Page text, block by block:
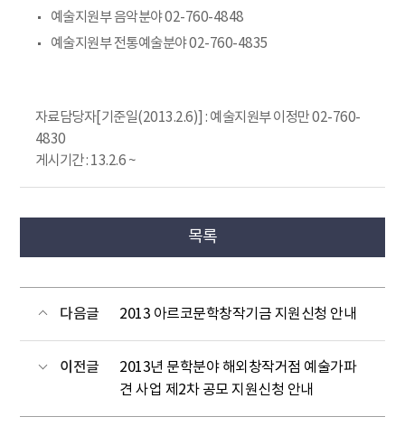
예술지원부 음악분야 02-760-4848
예술지원부 전통예술분야 02-760-4835
자료담당자[기준일(2013.2.6)] : 예술지원부 이정만 02-760-
4830
게시기간 : 13.2.6 ~
목록
다음글 2013 아르코문학창작기금 지원신청 안내
이전글
2013년 문학분야 해외창작거점 예술가파
견 사업 제2차 공모 지원신청 안내